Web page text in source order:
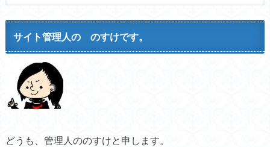
サイト管理人の のすけです。
どうも、管理人ののすけと申します。